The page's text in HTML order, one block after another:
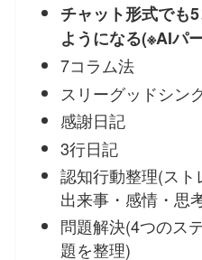
チャット形式でも
ようになる(※AIパ
7コラム法
スリーグッドシン
感謝日記
3行日記
認知行動整理(スト
出来事・感情・思
問題解決(4つのス
題を整理)